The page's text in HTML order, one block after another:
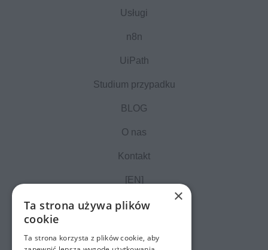
Usługi
n8n
UiPath
Studium przypadku
BLOG
O nas
Kontakt
[EN]
×
Ta strona używa plików
cookie
Ta strona korzysta z plików cookie, aby